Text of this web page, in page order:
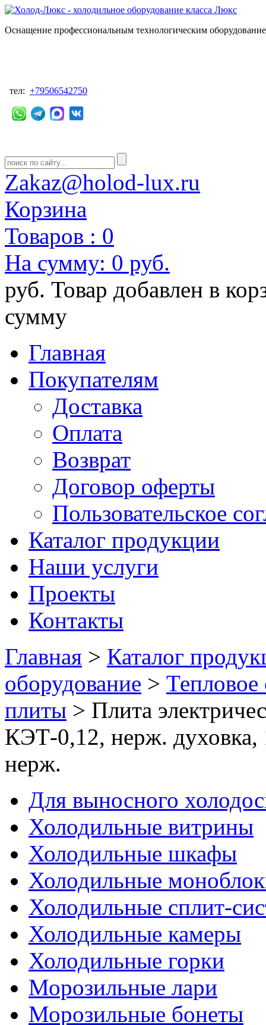
Оснащение профессиональным технологическим
тел: +79506542750
Zakaz@holod-lux.ru
Корзина
Товаров : 0
На сумму: 0 руб.
руб. Товар добавлен в
сумму
Главная
Покупателям
Доставка
Оплата
Возврат
Договор оферты
Пользовательское
Каталог продукции
Наши услуги
Проекты
Контакты
Главная > Каталог
оборудование > Тепловое
плиты > Плита
КЭТ-0,12, нерж.
нерж.
Для выносного
Холодильные витрины
Холодильные шкафы
Холодильные
Холодильные сплит-
Холодильные камеры
Холодильные горки
Морозильные лари
Морозильные бонеты